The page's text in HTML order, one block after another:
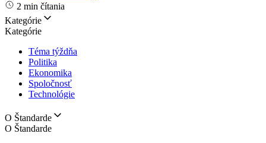
2 min čítania
Kategórie
Kategórie
Téma týždňa
Politika
Ekonomika
Spoločnosť
Technológie
O Štandarde
O Štandarde